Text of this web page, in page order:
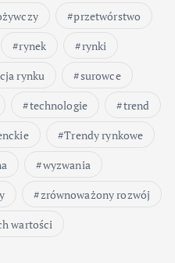
przetwórstwo
rynek
rynki
rynku
surowce
technologie
trend
Trendy rynkowe
wyzwania
zrównoważony rozwój
wartości